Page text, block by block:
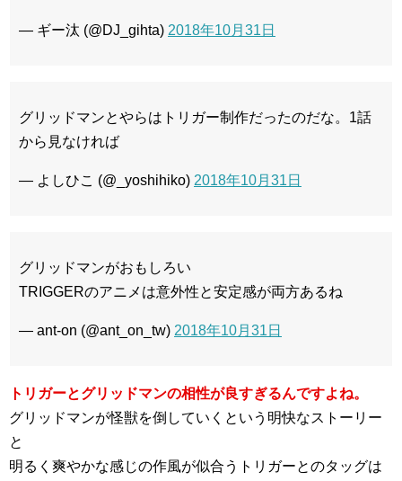
— ギー汰 (@DJ_gihta) 2018年10月31日
グリッドマンとやらはトリガー制作だったのだな。1話
から見なければ
— よしひこ (@_yoshihiko) 2018年10月31日
グリッドマンがおもしろい
TRIGGERのアニメは意外性と安定感が両方あるね
— ant-on (@ant_on_tw) 2018年10月31日
トリガーとグリッドマンの相性が良すぎるんですよね。
グリッドマンが怪獣を倒していくという明快なストーリー
と
明るく爽やかな感じの作風が似合うトリガーとのタッグは